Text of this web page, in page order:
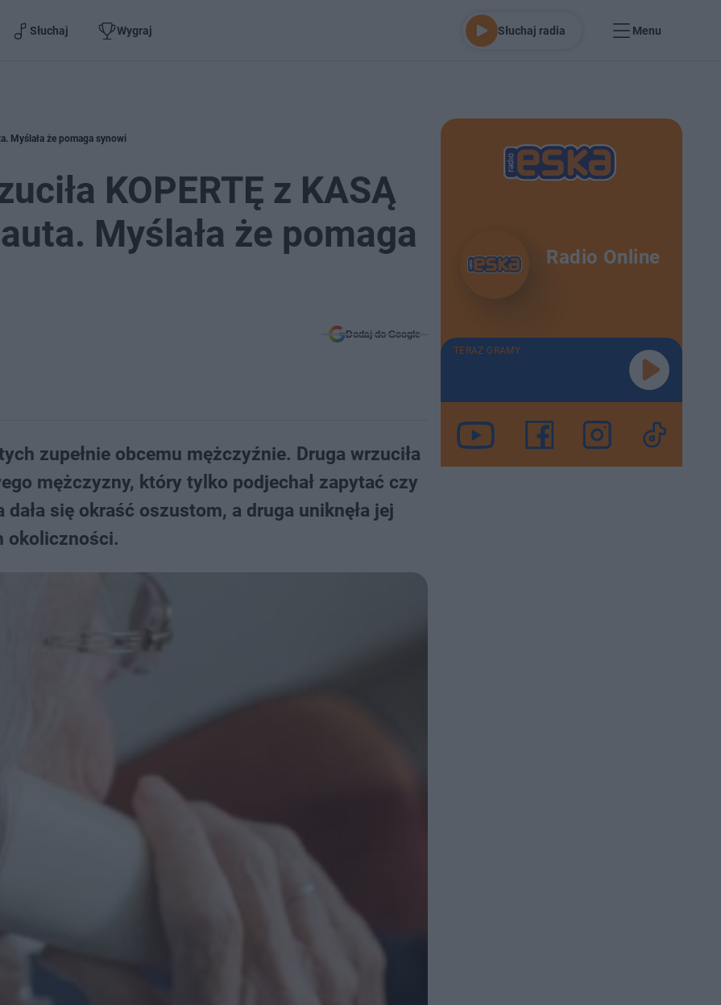
Słuchaj Wygraj Słuchaj radia Menu
Myślała że pomaga synowi
KOPERTĘ z KASĄ
Myślała że pomaga
Dodaj do Google
zupełnie obcemu mężczyźnie. Druga wrzuciła
mężczyzny, który tylko podjechał zapytać czy
się okraść oszustom, a druga uniknęła jej
okoliczności.
Radio Online
TERAZ GRAMY